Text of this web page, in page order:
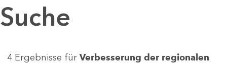
Suche
4 Ergebnisse für Verbesserung der regionalen